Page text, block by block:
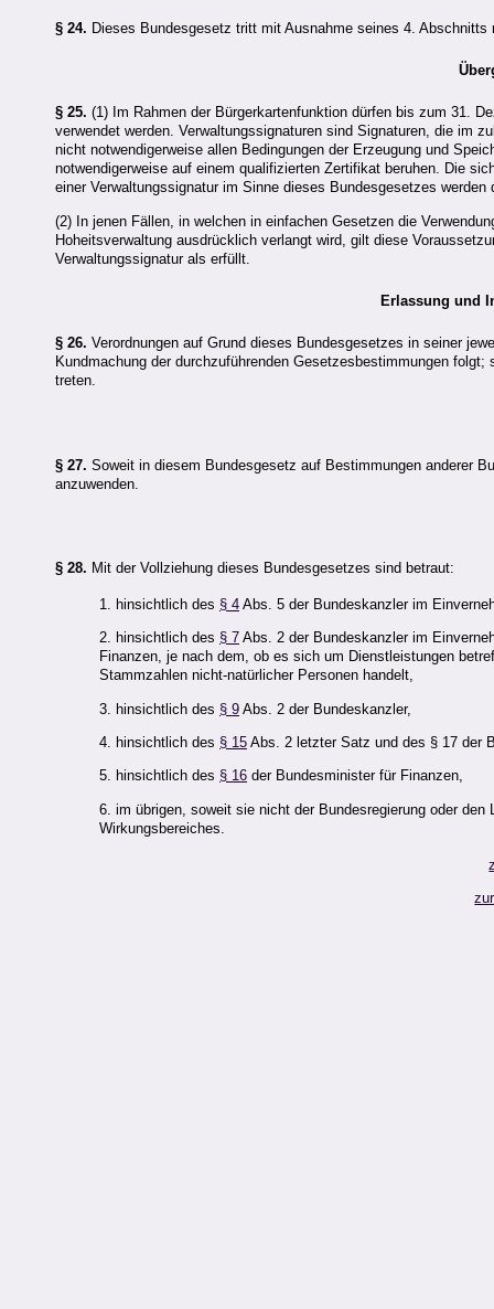
§ 24. Dieses Bundesgesetz tritt mit Ausnahme seines 4.
§ 25. (1) Im Rahmen der Bürgerkartenfunktion dürfen bis zum 31.
verwendet werden. Verwaltungssignaturen sind Signaturen, die im
nicht notwendigerweise allen Bedingungen der Erzeugung und
notwendigerweise auf einem qualifizierten Zertifikat beruhen. Die
einer Verwaltungssignatur im Sinne dieses Bundesgesetzes
(2) In jenen Fällen, in welchen in einfachen Gesetzen die
Hoheitsverwaltung ausdrücklich verlangt wird, gilt diese
Verwaltungssignatur als erfüllt.
Erlassung und
§ 26. Verordnungen auf Grund dieses Bundesgesetzes in seiner
Kundmachung der durchzuführenden Gesetzesbestimmungen
treten.
§ 27. Soweit in diesem Bundesgesetz auf Bestimmungen anderer
anzuwenden.
§ 28. Mit der Vollziehung dieses Bundesgesetzes sind betraut:
1. hinsichtlich des § 4 Abs. 5 der Bundeskanzler im
2. hinsichtlich des § 7 Abs. 2 der Bundeskanzler im
Finanzen, je nach dem, ob es sich um Dienstleistungen
Stammzahlen nicht-natürlicher Personen handelt,
3. hinsichtlich des § 9 Abs. 2 der Bundeskanzler,
4. hinsichtlich des § 15 Abs. 2 letzter Satz und des § 17 der
5. hinsichtlich des § 16 der Bundesminister für Finanzen,
6. im übrigen, soweit sie nicht der Bundesregierung oder
Wirkungsbereiches.